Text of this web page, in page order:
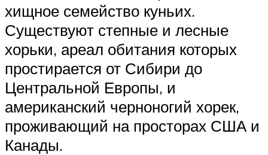
хищное семейство куньих.
Существуют степные и лесные
хорьки, ареал обитания которых
простирается от Сибири до
Центральной Европы, и
американский черноногий хорек,
проживающий на просторах США и
Канады.